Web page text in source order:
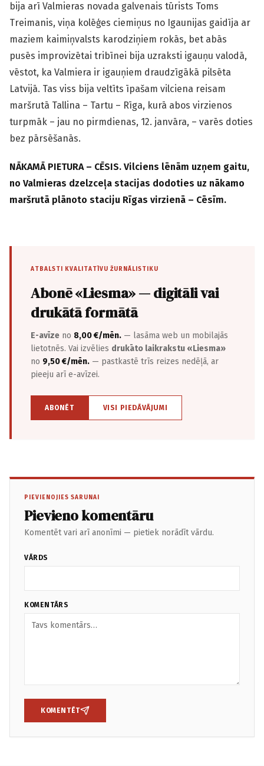
bija arī Valmieras novada galvenais tūrists Toms
Treimanis, viņa kolēģes ciemiņus no Igaunijas gaidīja ar
maziem kaimiņvalsts karodziņiem rokās, bet abās
pusēs improvizētai tribīnei bija uzraksti igauņu valodā,
vēstot, ka Valmiera ir igauņiem draudzīgākā pilsēta
Latvijā. Tas viss bija veltīts īpašam vilciena reisam
maršrutā Tallina – Tartu – Rīga, kurā abos virzienos
turpmāk – jau no pirmdienas, 12. janvāra, – varēs doties
bez pārsēšanās.
NĀKAMĀ PIETURA – CĒSIS. Vilciens lēnām uzņem gaitu,
no Valmieras dzelzceļa stacijas dodoties uz nākamo
maršrutā plānoto staciju Rīgas virzienā – Cēsīm.
ATBALSTI KVALITATĪVU ŽURNĀLISTIKU
Abonē «Liesma» — digitāli vai
drukātā formātā
E-avīze no 8,00 €/mēn. — lasāma web un mobilajās
lietotnēs. Vai izvēlies drukāto laikrakstu «Liesma»
no 9,50 €/mēn. — pastkastē trīs reizes nedēļā, ar
pieeju arī e-avīzei.
ABONĒT VISI PIEDĀVĀJUMI
PIEVIENOJIES SARUNAI
Pievieno komentāru
Komentēt vari arī anonīmi — pietiek norādīt vārdu.
VĀRDS
KOMENTĀRS
KOMENTĒT